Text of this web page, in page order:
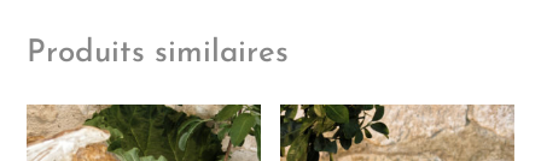
Produits similaires